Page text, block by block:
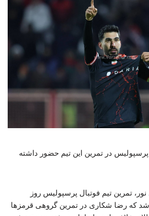
در تمرین این تیم حضور داشته
تمرین تیم فوتبال پرسپولیس روز
شد که رضا شکاری در تمرین گروهی قرمزها